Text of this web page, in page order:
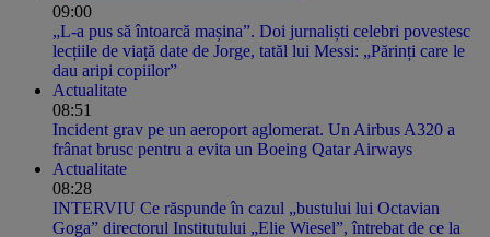
09:00
„L-a pus să întoarcă mașina”. Doi jurnaliști celebri povestesc
lecțiile de viață date de Jorge, tatăl lui Messi: „Părinți care le
dau aripi copiilor”
Actualitate
08:51
Incident grav pe un aeroport aglomerat. Un Airbus A320 a
frânat brusc pentru a evita un Boeing Qatar Airways
Actualitate
08:28
INTERVIU Ce răspunde în cazul „bustului lui Octavian
Goga” directorul Institutului „Elie Wiesel”, întrebat de ce la